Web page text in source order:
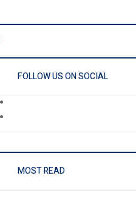
FOLLOW US ON SOCIAL
MOST READ